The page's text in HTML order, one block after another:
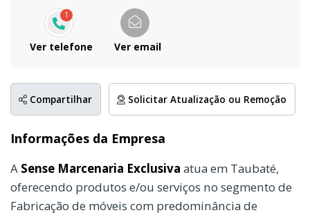
1
Ver telefone Ver email
Compartilhar Solicitar Atualização ou Remoção
Informações da Empresa
A Sense Marcenaria Exclusiva atua em Taubaté,
oferecendo produtos e/ou serviços no segmento de
Fabricação de móveis com predominância de